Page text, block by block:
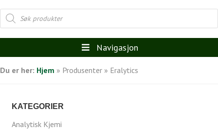
Products
search
Navigasjon
Du er her: Hjem » Produsenter » Eralytics
KATEGORIER
Analytisk Kjemi